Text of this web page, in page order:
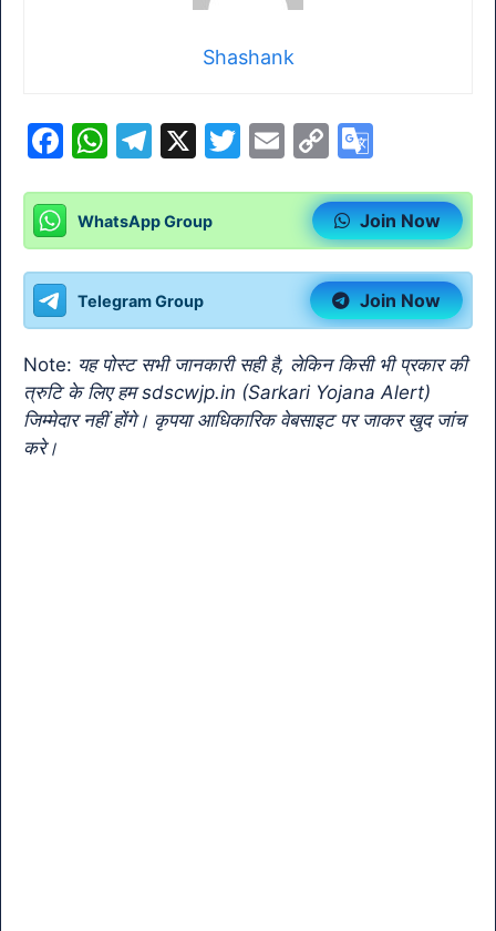
Shashank
F
c
e
b
o
o
k
W
at
s
A
p
p
T
e
gr
a
m
X
T
er
E
ai
l
C
p
y
Li
n
k
o
gl
e
Tr
a
n
sl
WhatsApp Group Join Now
Telegram Group Join Now
Note: यह पोस्ट सभी जानकारी सही है, लेकिन किसी भी प्रकार की
त्रुटि के लिए हम sdscwjp.in (Sarkari Yojana Alert)
जिम्मेदार नहीं होंगे। कृपया आधिकारिक वेबसाइट पर जाकर खुद जांच
करे।